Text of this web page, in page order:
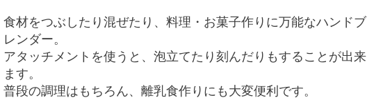
食材をつぶしたり混ぜたり、料理・お菓子作りに万能なハンドブ
レンダー。
アタッチメントを使うと、泡立てたり刻んだりもすることが出来
ます。
普段の調理はもちろん、離乳食作りにも大変便利です。